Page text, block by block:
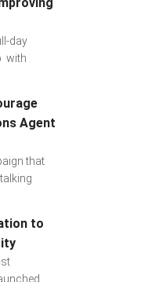
day
with
Agent
that
to